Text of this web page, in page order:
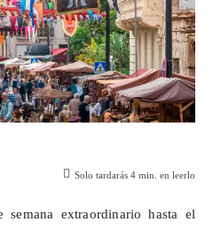
Solo tardarás 4 min. en leerlo
extraordinario hasta el